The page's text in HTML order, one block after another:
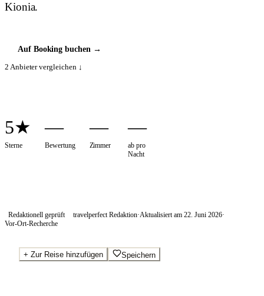
Kionia.
Auf Booking buchen→
2 Anbieter vergleichen ↓
5★
Sterne
—
Bewertung
—
Zimmer
—
ab pro
Nacht
Redaktionell geprüft travelperfect Redaktion·Aktualisiert am 22. Juni 2026·
Vor-Ort-Recherche
+ Zur Reise hinzufügen Speichern